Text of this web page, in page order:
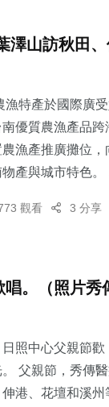
澤山訪秋田、
漁特產於國際廣
優質農漁產品跨
漁產推廣攤位，
產與城市特色。
觀看 3 分享
唱。（照片秀
照中心父親節歡
父親節，秀傳
港、花壇和溪州